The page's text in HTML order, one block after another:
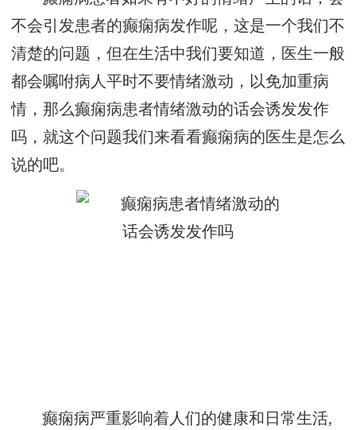
不会引发患者的癫痫病发作呢，这是一个我们不
清楚的问题，但在生活中我们要知道，医生一般
都会嘱咐病人平时不要情绪激动，以免加重病
情，那么癫痫病患者情绪激动的话会诱发发作
吗，就这个问题我们来看看癫痫病的医生是怎么
说的吧。
癫痫病严重影响着人们的健康和日常生活,